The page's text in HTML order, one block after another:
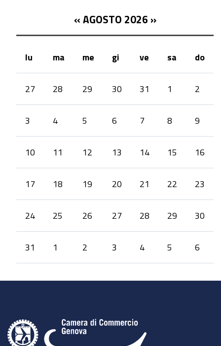
« AGOSTO 2026 »
lu ma me gi ve sa do
27 28 29 30 31 1 2
3 4 5 6 7 8 9
10 11 12 13 14 15 16
17 18 19 20 21 22 23
24 25 26 27 28 29 30
31 1 2 3 4 5 6